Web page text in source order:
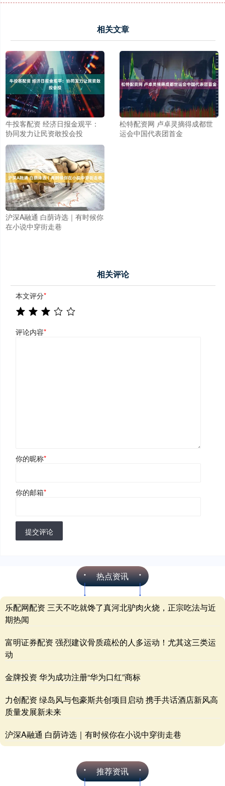
相关文章
牛投客配资 经济日报金观平：
协同发力让民资敢投会投
松特配资网 卢卓灵摘得成都世
运会中国代表团首金
沪深A融通 白荫诗选｜有时候你
在小说中穿街走巷
相关评论
本文评分*
评论内容*
你的昵称*
你的邮箱*
提交评论
热点资讯
乐配网配资 三天不吃就馋了真河北驴肉火烧，正宗吃法与近
期热闻
富明证券配资 强烈建议骨质疏松的人多运动！尤其这三类运
动
金牌投资 华为成功注册“华为口红”商标
力创配资 绿岛风与包豪斯共创项目启动 携手共话酒店新风高
质量发展新未来
沪深A融通 白荫诗选｜有时候你在小说中穿街走巷
推荐资讯